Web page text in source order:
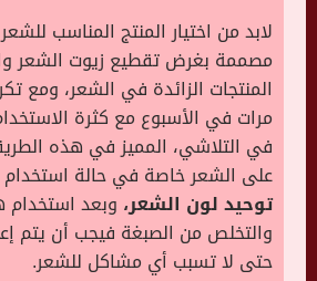
لابد من اختيار المنتج المناسب
مصممة بغرض تقطيع زيوت الشعر
المنتجات الزائدة في الشعر، ومع
مرات في الأسبوع مع كثرة
في التلاشي، المميز في هذه
على الشعر خاصة في حالة
توحيد لون الشعر، وبعد استخدام
والتخلص من الصبغة فيجب أن يتم
حتى لا تسبب أي مشاكل للشعر.